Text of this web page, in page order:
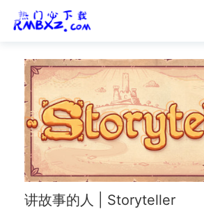
讲故事的人 | Storyteller